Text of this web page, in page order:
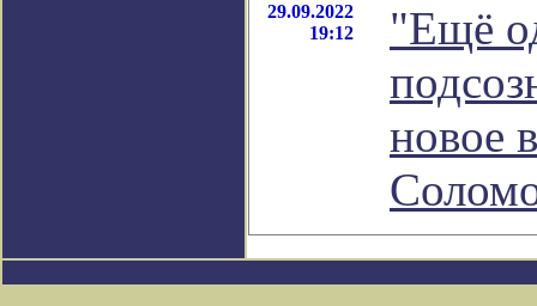
29.09.2022
19:12
"Ещё
новое